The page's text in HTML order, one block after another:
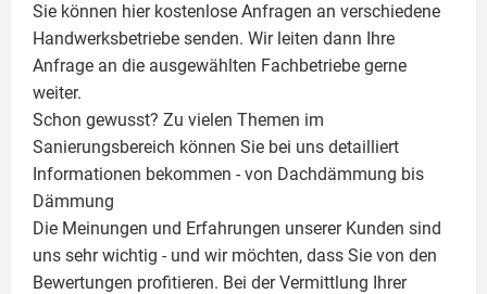
Sie können hier kostenlose Anfragen an verschiedene
Handwerksbetriebe senden. Wir leiten dann Ihre
Anfrage an die ausgewählten Fachbetriebe gerne
weiter.
Schon gewusst? Zu vielen Themen im
Sanierungsbereich können Sie bei uns detailliert
Informationen bekommen - von Dachdämmung bis
Dämmung
Die Meinungen und Erfahrungen unserer Kunden sind
uns sehr wichtig - und wir möchten, dass Sie von den
Bewertungen profitieren. Bei der Vermittlung Ihrer